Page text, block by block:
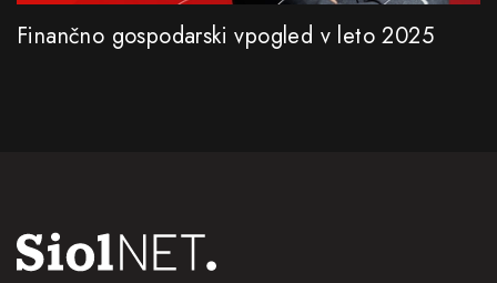
Finančno gospodarski vpogled v leto 2025